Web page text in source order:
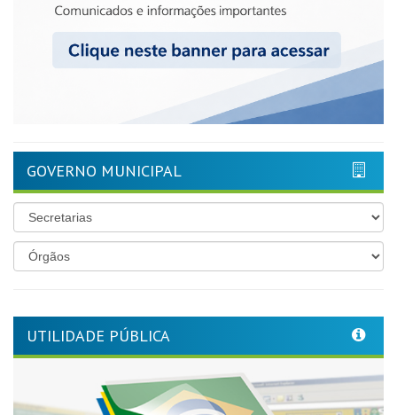
GOVERNO MUNICIPAL
UTILIDADE PÚBLICA